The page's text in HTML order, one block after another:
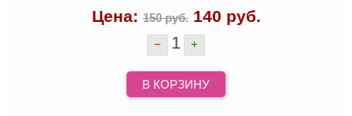
Цена:150 руб. 140 руб.
− 1 +
В КОРЗИНУ